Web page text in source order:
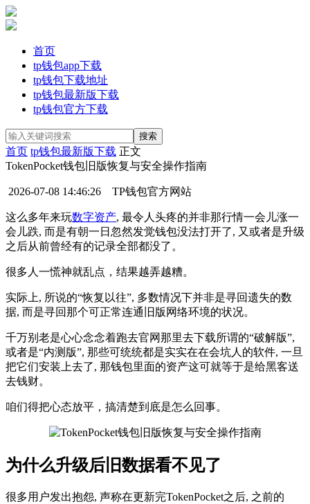
首页
tp钱包app下载
tp钱包下载地址
tp钱包最新版下载
tp钱包官方下载
首页 tp钱包最新版下载 正文
TokenPocket钱包旧版恢复与安全操作指南
2026-07-08 14:46:26 TP钱包官方网站
这么多年来玩数字资产, 最令人头疼的并非那行情一会儿涨一
会儿跌, 而是有朝一日忽然发觉钱包没法打开了, 又或者是升级
之后从前曾经有的记录全部都没了。
很多人一慌神就乱点，结果越弄越糟。
实际上, 所说的“恢复以往”, 多数情况下并非是寻回遗失的数
据, 而是寻回那个可正常连通旧版网络环境的状况。
千万别老是心心念念着跑去官网那里去下载所谓的“破解版”,
或者是“内测版”, 那些可统统都是实实在在会坑人的软件, 一旦
把它们安装上去了, 那钱包里面的资产这可就等于是给黑客送
去钱财。
咱们得把心态放平，搞清楚到底是怎么回事。
为什么升级后旧数据看不见了
很多用户发出抱怨, 声称在更新完TokenPocket之后, 之前的